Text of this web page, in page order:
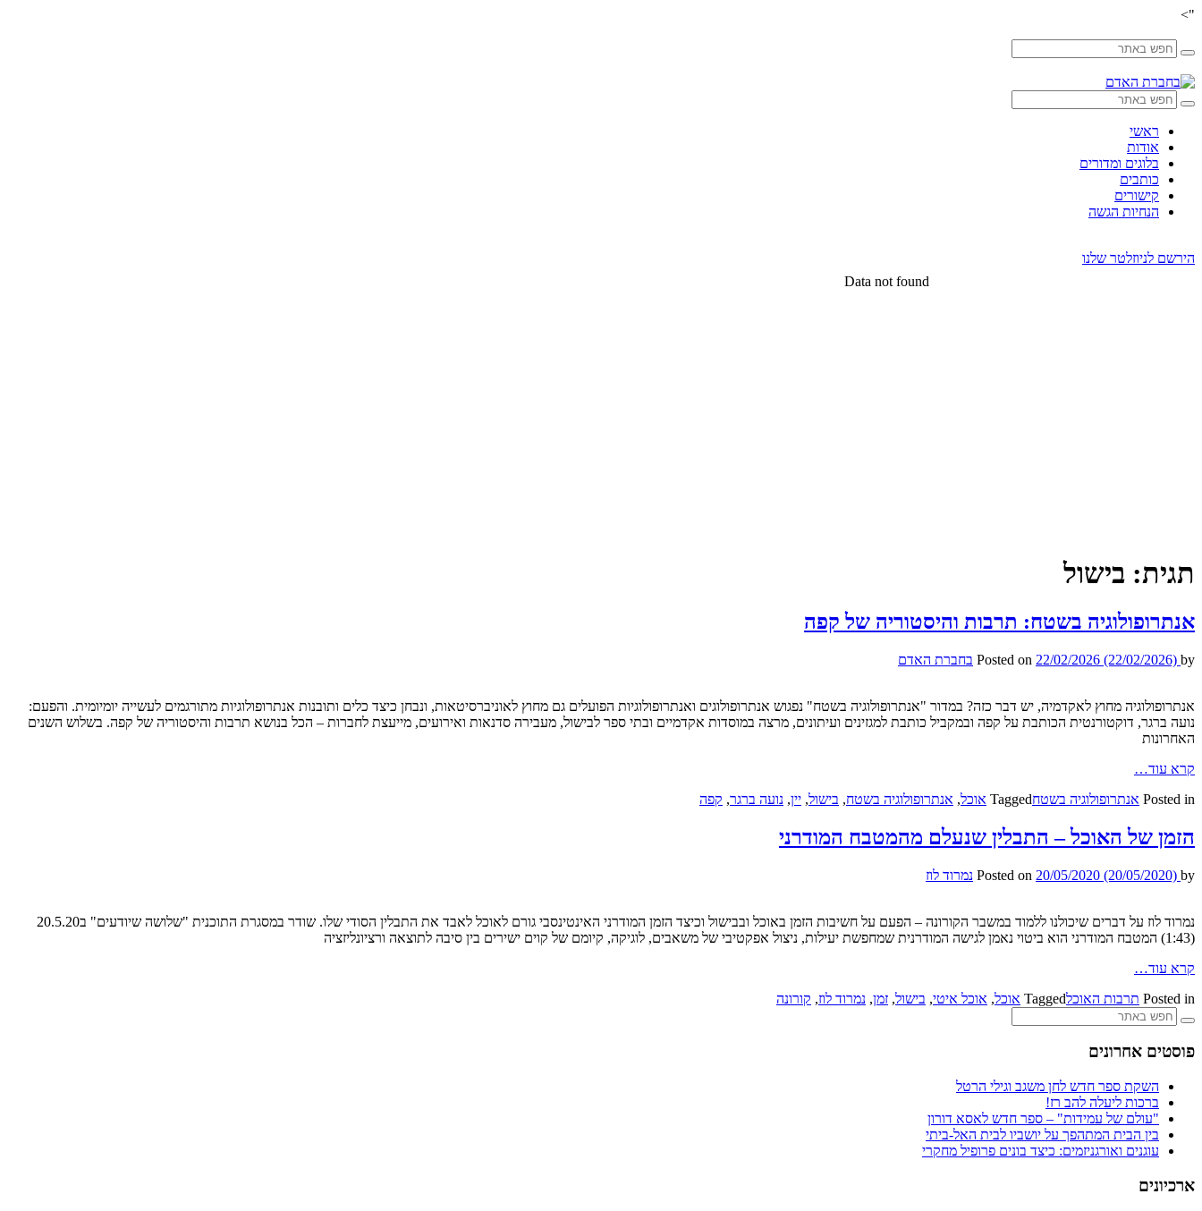
">
Skip
contentראשי
אודות
בלוגים ומדורים
כותבים
קישורים
הנחיות הגשה
הירשם לניוזלטר שלנו
תגית: בישול
אנתרופולוגיה בשטח: תרבות והיסטוריה של קפה
Posted on 22/02/2026 (22/02/2026) by בחברת האדם
אנתרופולוגיה מחוץ לאקדמיה, יש דבר כזה? במדור "אנתרופולוגיה בשטח" נפגוש אנתרופולוגים ואנתרופולוגיות הפועלים גם מחוץ לאוניברסיטאות, ונבחן כיצד כלים ותובנות אנתרופולוגיות מתורגמים לעשייה יומיומית. והפעם:
נועה ברגר, דוקטורנטית הכותבת על קפה ובמקביל כותבת למגזינים ועיתונים, מרצה במוסדות אקדמיים ובתי ספר לבישול, מעבירה סדנאות ואירועים, מייעצת לחברות – הכל בנושא תרבות והיסטוריה של קפה. בשלוש השנים
האחרונות
קרא עוד…
Posted in אנתרופולוגיה בשטחTagged אוכל, אנתרופולוגיה בשטח, בישול, יין, נועה ברגר, קפה
הזמן של האוכל – התבלין שנעלם מהמטבח המודרני
Posted on 20/05/2020 (20/05/2020) by נמרוד לוז
נמרוד לוז על דברים שיכולנו ללמוד במשבר הקורונה – הפעם על חשיבות הזמן באוכל ובבישול וכיצד הזמן המודרני האינטינסבי גורם לאוכל לאבד את התבלין הסודי שלו. שודר במסגרת התוכנית "שלושה שיודעים" ב20.5.20
(1:43) המטבח המודרני הוא ביטוי נאמן לגישה המודרנית שמחפשת יעילות, ניצול אפקטיבי של משאבים, לוגיקה, קיומם של קוים ישירים בין סיבה לתוצאה ורציונליזציה
קרא עוד…
Posted in תרבות האוכלTagged אוכל, אוכל איטי, בישול, זמן, נמרוד לוז, קורונה
פוסטים אחרונים
השקת ספר חדש לחן משגב וגילי הרטל
ברכות ליעלה להב רז!
"עולם של עמידות" – ספר חדש לאסא דורון
בין הבית המתהפך על יושביו לבית האל-ביתי
עוגנים ואורגניזמים: כיצד בונים פרופיל מחקרי
ארכיונים